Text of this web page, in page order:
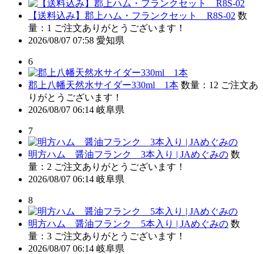
【送料込み】郡上ハム・フランクセット R8S-02 数
量：1 ご注文ありがとうございます！
2026/08/07 07:58 愛知県
6
郡上八幡天然水サイダー330ml 1本 数量：12 ご注文あ
りがとうございます！
2026/08/07 06:14 岐阜県
7
明方ハム 醤油フランク 3本入り | JAめぐみの 数
量：2 ご注文ありがとうございます！
2026/08/07 06:14 岐阜県
8
明方ハム 醤油フランク 5本入り | JAめぐみの 数
量：3 ご注文ありがとうございます！
2026/08/07 06:14 岐阜県